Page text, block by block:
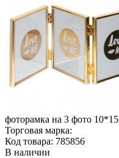
фоторамка на 3 фото 10*15
Торговая марка:
Код товара: 785856
В наличии